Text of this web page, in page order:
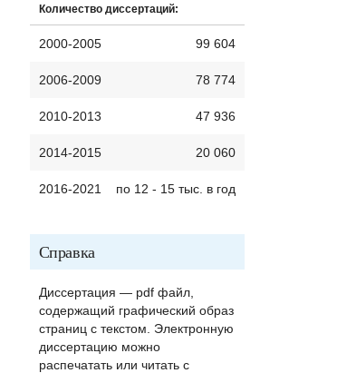
Количество диссертаций:
2000-2005 99 604
2006-2009 78 774
2010-2013 47 936
2014-2015 20 060
2016-2021 по 12 - 15 тыс. в год
Справка
Диссертация — pdf файл,
содержащий графический образ
страниц с текстом. Электронную
диссертацию можно
распечатать или читать с